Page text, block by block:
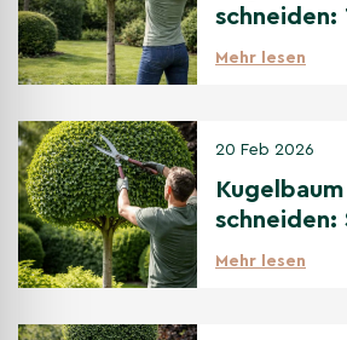
schneiden:
den
Mehr lesen
20 Feb 2026
schneiden:
Schritt
Mehr lesen